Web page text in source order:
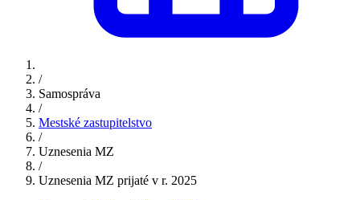
/
Samospráva
/
Mestské zastupitelstvo
/
Uznesenia MZ
/
Uznesenia MZ prijaté v r. 2025